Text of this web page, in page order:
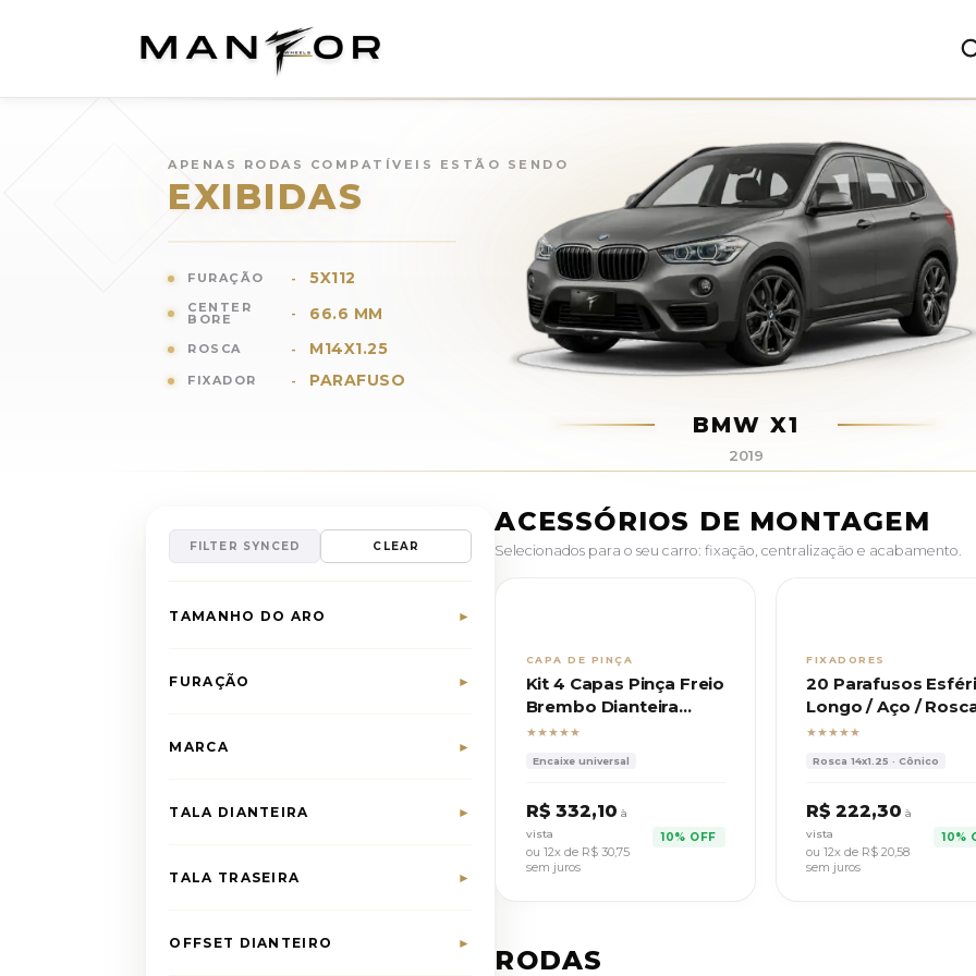
APENAS RODAS COMPATÍVEIS ESTÃO SENDO
EXIBIDAS
FURAÇÃO - 5X112
CENTER
BORE - 66.6 MM
ROSCA - M14X1.25
FIXADOR - PARAFUSO
BMW X1
2019
FILTER SYNCED CLEAR
TAMANHO DO ARO ►
FURAÇÃO ►
MARCA ►
TALA DIANTEIRA ►
TALA TRASEIRA ►
OFFSET DIANTEIRO ►
ACESSÓRIOS DE MONTAGEM
Selecionados para o seu carro: fixação, centralização e acabamento.
CAPA DE PINÇA
Kit 4 Capas Pinça Freio
Brembo Dianteira
Traseira C/ Trava
★★★★★
Encaixe universal
R$ 332,10 à
vista
ou 12x de R$ 30,75
sem juros
10% OFF
FIXADORES
20 Parafusos
Longo / Aço /
14x1,25 Chave 17
★★★★★
Rosca 14x1.25 · Cônico
R$ 222,30 à
vista
ou 12x de R$ 20,58
sem juros
10%
RODAS